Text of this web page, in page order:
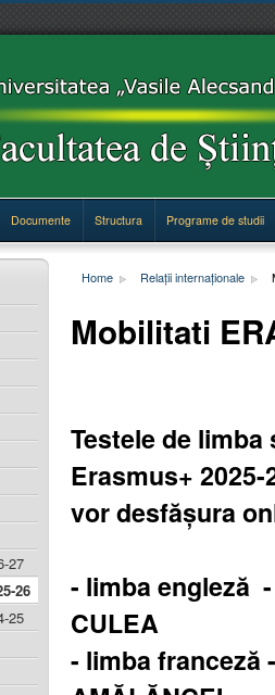
Documente Structura Programe de studii
27
26
25
Home Relații internaționale
Mobilitati
Testele de
Erasmus+
vor desfășura
- limba engleză
CULEA
- limba franceză